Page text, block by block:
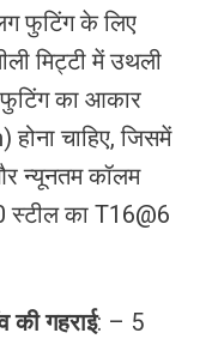
फुटिंग के लिए
मिट्टी में उथली
का आकार
चाहिए, जिसमें
न्यूनतम कॉलम
का T16@6
की गहराई: – 5